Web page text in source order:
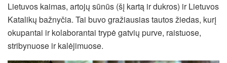
Lietuvos kaimas, artojų sūnūs (šį kartą ir dukros) ir Lietuvos
Katalikų bažnyčia. Tai buvo gražiausias tautos žiedas, kurį
okupantai ir kolaborantai trypė gatvių purve, raistuose,
stribynuose ir kalėjimuose.